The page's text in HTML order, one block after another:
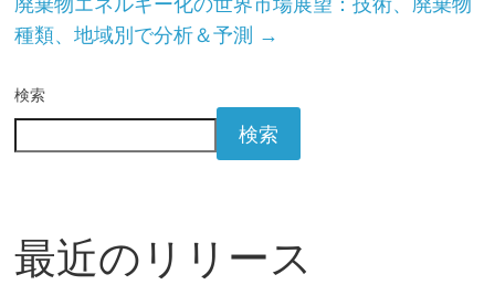
種類、地域別で分析＆予測 →
検索
検索
最近のリリース